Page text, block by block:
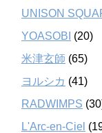
UNISON
YOASOBI (20)
米津玄師 (65)
ヨルシカ (41)
RADWIMPS
L'Arc-en-Ciel